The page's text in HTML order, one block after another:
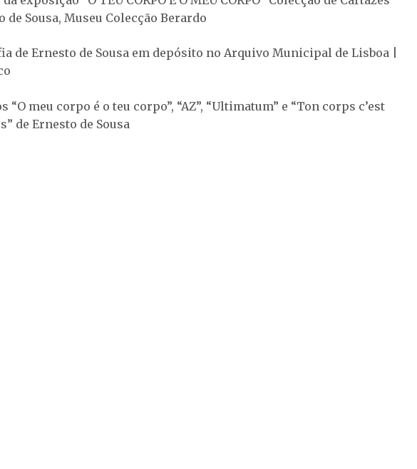
de Sousa, Museu Colecção Berardo
de Ernesto de Sousa em depósito no Arquivo Municipal de Lisboa |
“O meu corpo é o teu corpo”, “AZ”, “Ultimatum” e “Ton corps c’est
de Ernesto de Sousa